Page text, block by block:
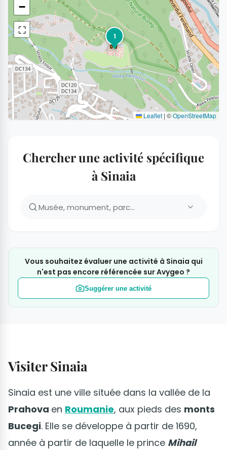
1
−
⛶
Leaflet | ©OpenStreetMap
Chercher une activité spécifique
à Sinaia
Vous souhaitez évaluer une activité à Sinaia qui
n'est pas encore référencée sur Avygeo ?
Suggérer une activité
Visiter Sinaia
Sinaia est une ville située dans la vallée de la
Prahova en Roumanie, aux pieds des monts
Bucegi. Elle se développe à partir de 1690,
année à partir de laquelle le prince Mihail